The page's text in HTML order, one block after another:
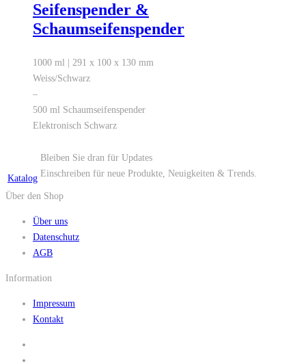
Seifenspender &
Schaumseifenspender
1000 ml | 291 x 100 x 130 mm
Weiss/Schwarz
–
500 ml Schaumseifenspender
Elektronisch Schwarz
Katalog
Bleiben Sie dran für Updates
Einschreiben für neue Produkte, Neuigkeiten & Trends.
Über den Shop
Über uns
Datenschutz
AGB
Information
Impressum
Kontakt